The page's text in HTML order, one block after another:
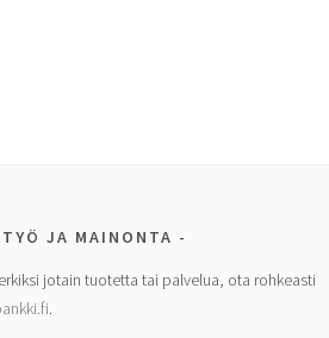
JA MAINONTA
jotain tuotetta tai palvelua, ota rohkeasti
.